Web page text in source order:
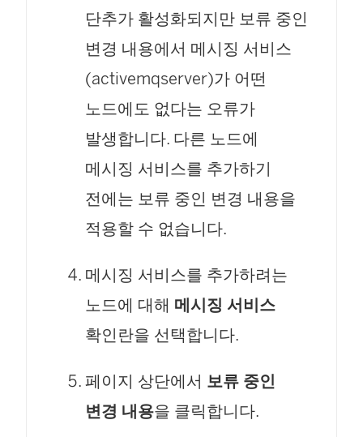
단추가 활성화되지만 보류 중인
변경 내용에서 메시징 서비스
(activemqserver)가 어떤
노드에도 없다는 오류가
발생합니다. 다른 노드에
메시징 서비스를 추가하기
전에는 보류 중인 변경 내용을
적용할 수 없습니다.
메시징 서비스를 추가하려는
노드에 대해 메시징 서비스
확인란을 선택합니다.
페이지 상단에서 보류 중인
변경 내용을 클릭합니다.